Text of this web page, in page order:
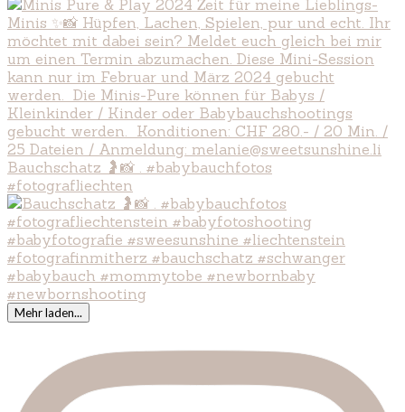
Bauchschatz 🤰📸 . #babybauchfotos
#fotografliechten
Mehr laden...